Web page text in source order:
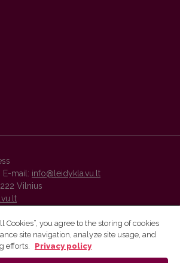
E-mail: info@leidykla.vu.lt
Vilnius
platform and metadata are distributed by
Cookies”, you agree to the storing of cookies
site navigation, analyze site usage, and
efforts.
Privacy policy